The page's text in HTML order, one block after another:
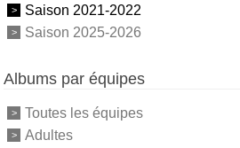
Saison 2021-2022
Saison 2025-2026
Albums par équipes
Toutes les équipes
Adultes